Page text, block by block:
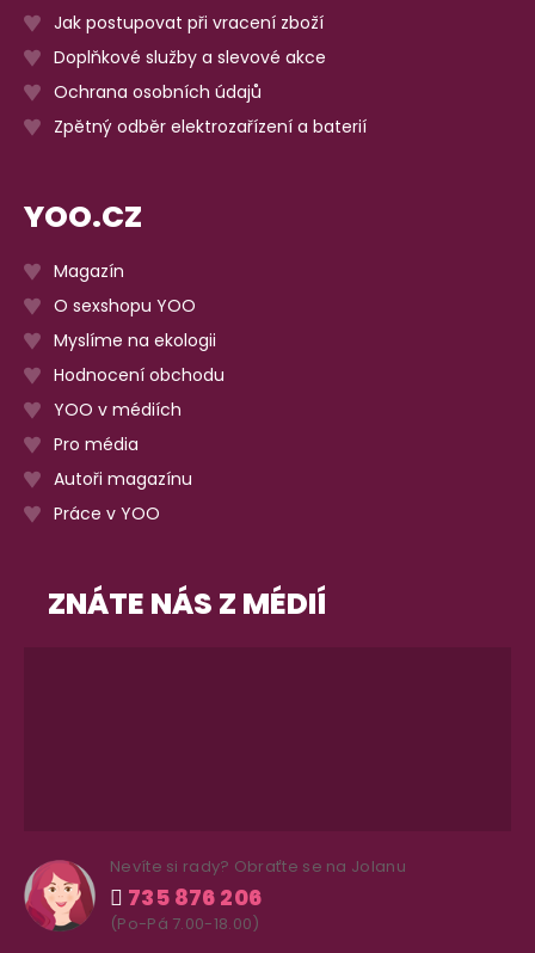
Jak postupovat při vracení zboží
Doplňkové služby a slevové akce
Ochrana osobních údajů
Zpětný odběr elektrozařízení a baterií
YOO.CZ
Magazín
O sexshopu YOO
Myslíme na ekologii
Hodnocení obchodu
YOO v médiích
Pro média
Autoři magazínu
Práce v YOO
ZNÁTE NÁS Z MÉDIÍ
Nevíte si rady? Obraťte se na Jolanu
735 876 206
(Po-Pá 7.00-18.00)